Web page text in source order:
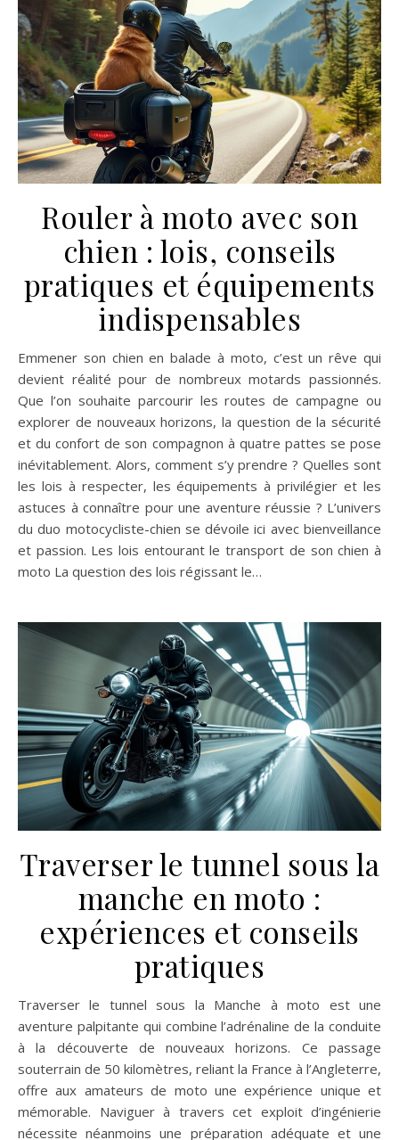
Rouler à moto avec son
chien : lois, conseils
pratiques et équipements
indispensables
Emmener son chien en balade à moto, c’est un rêve qui
devient réalité pour de nombreux motards passionnés.
Que l’on souhaite parcourir les routes de campagne ou
explorer de nouveaux horizons, la question de la sécurité
et du confort de son compagnon à quatre pattes se pose
inévitablement. Alors, comment s’y prendre ? Quelles sont
les lois à respecter, les équipements à privilégier et les
astuces à connaître pour une aventure réussie ? L’univers
du duo motocycliste-chien se dévoile ici avec bienveillance
et passion. Les lois entourant le transport de son chien à
moto La question des lois régissant le…
Traverser le tunnel sous la
manche en moto :
expériences et conseils
pratiques
Traverser le tunnel sous la Manche à moto est une
aventure palpitante qui combine l’adrénaline de la conduite
à la découverte de nouveaux horizons. Ce passage
souterrain de 50 kilomètres, reliant la France à l’Angleterre,
offre aux amateurs de moto une expérience unique et
mémorable. Naviguer à travers cet exploit d’ingénierie
nécessite néanmoins une préparation adéquate et une